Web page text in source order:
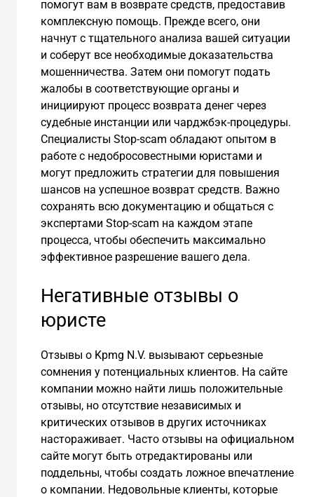
помогут вам в возврате средств, предоставив
комплексную помощь. Прежде всего, они
начнут с тщательного анализа вашей ситуации
и соберут все необходимые доказательства
мошенничества. Затем они помогут подать
жалобы в соответствующие органы и
инициируют процесс возврата денег через
судебные инстанции или чарджбэк-процедуры.
Специалисты Stop-scam обладают опытом в
работе с недобросовестными юристами и
могут предложить стратегии для повышения
шансов на успешное возврат средств. Важно
сохранять всю документацию и общаться с
экспертами Stop-scam на каждом этапе
процесса, чтобы обеспечить максимально
эффективное разрешение вашего дела.
Негативные отзывы о
юристе
Отзывы о Kpmg N.V. вызывают серьезные
сомнения у потенциальных клиентов. На сайте
компании можно найти лишь положительные
отзывы, но отсутствие независимых и
критических отзывов в других источниках
настораживает. Часто отзывы на официальном
сайте могут быть отредактированы или
поддельны, чтобы создать ложное впечатление
о компании. Недовольные клиенты, которые